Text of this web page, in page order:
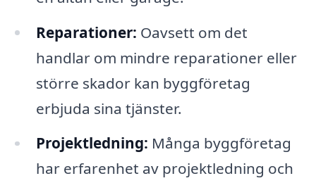
Reparationer: Oavsett om det
handlar om mindre reparationer eller
större skador kan byggföretag
erbjuda sina tjänster.
Projektledning: Många byggföretag
har erfarenhet av projektledning och